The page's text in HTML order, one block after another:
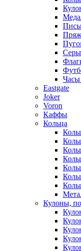
Eastgate
Joker
Voron
Каффы
Кольца
Кулоны,